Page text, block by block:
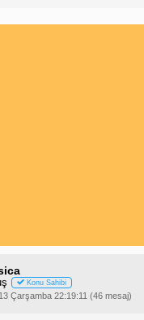
Konu Sahibi
Çarşamba 22:19:11 (46 mesaj)